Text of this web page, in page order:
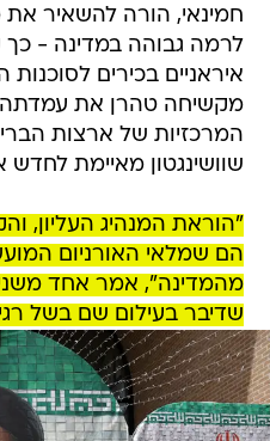
חמינאי, הורה להשאיר
לרמה גבוהה במדינה - כך
איראניים בכירים לסוכנות
מקשיחה טהרן את עמדתה
המרכזיות של ארצות
שוושינגטון מאיימת
"הוראת המנהיג העליון,
הם שמלאי האורניום
מהמדינה", אמר אחד משני
שדיבר בעילום שם בשל